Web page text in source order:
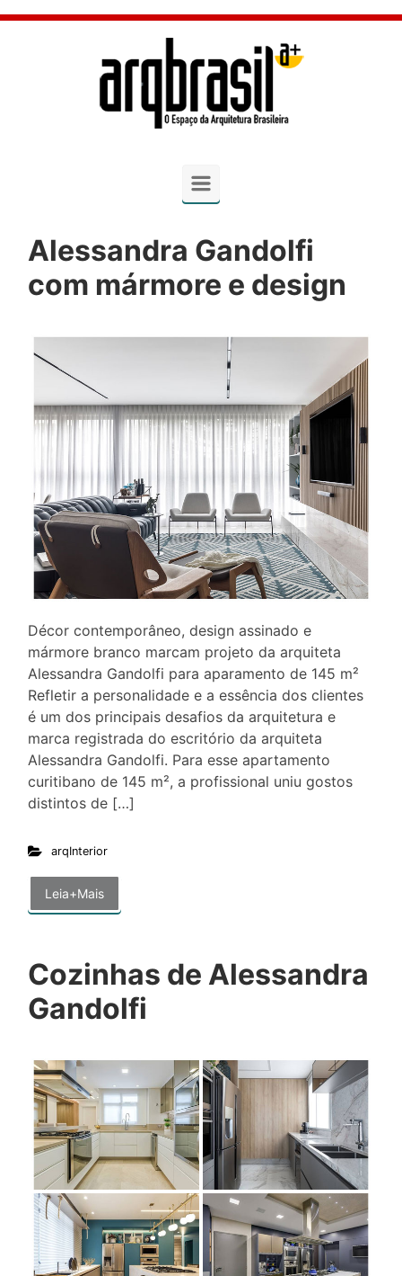
Skip to main content
Alessandra Gandolfi
com mármore e design
Décor contemporâneo, design assinado e
mármore branco marcam projeto da arquiteta
Alessandra Gandolfi para aparamento de 145 m²
Refletir a personalidade e a essência dos clientes
é um dos principais desafios da arquitetura e
marca registrada do escritório da arquiteta
Alessandra Gandolfi. Para esse apartamento
curitibano de 145 m², a profissional uniu gostos
distintos de […]
arqInterior
Leia+Mais
Cozinhas de Alessandra
Gandolfi